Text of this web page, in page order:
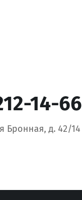
14-66
Бронная, д. 42/14